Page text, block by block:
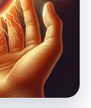
не
мазки та
для них
запись к
.